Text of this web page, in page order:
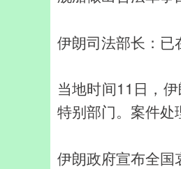
伊朗司法部长：
当地时间11日，
特别部门。案件处
伊朗政府宣布全国